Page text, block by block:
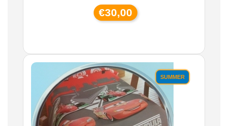
€30,00
SUMMER